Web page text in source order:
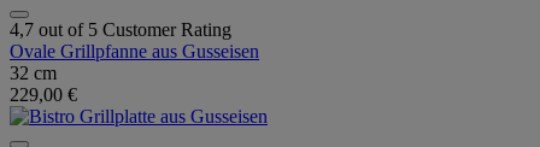
4,7 out of 5 Customer Rating
Ovale Grillpfanne aus Gusseisen
32 cm
229,00 €